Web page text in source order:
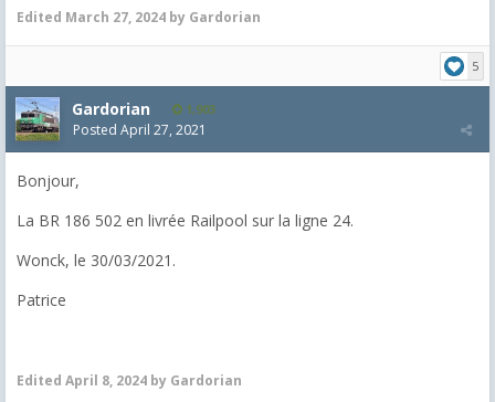
Edited March 27, 2024 by Gardorian
5
Gardorian 1,903
Posted April 27, 2021
Bonjour,
La BR 186 502 en livrée Railpool sur la ligne 24.
Wonck, le 30/03/2021.
Patrice
Edited April 8, 2024 by Gardorian